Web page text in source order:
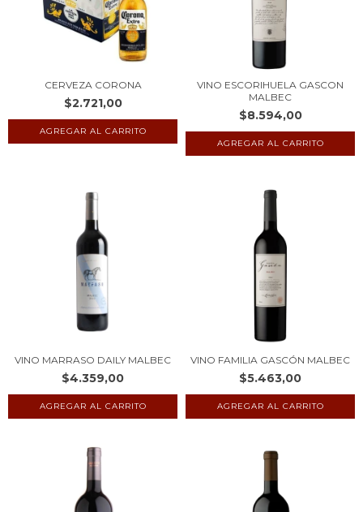
CERVEZA CORONA
$2.721,00
VINO ESCORIHUELA GASCON
MALBEC
$8.594,00
VINO MARRASO DAILY MALBEC
$4.359,00
VINO FAMILIA GASCÓN MALBEC
$5.463,00